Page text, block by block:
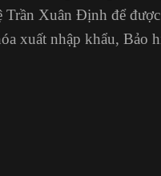
Trần Xuân Định để
xuất nhập khẩu, Bảo